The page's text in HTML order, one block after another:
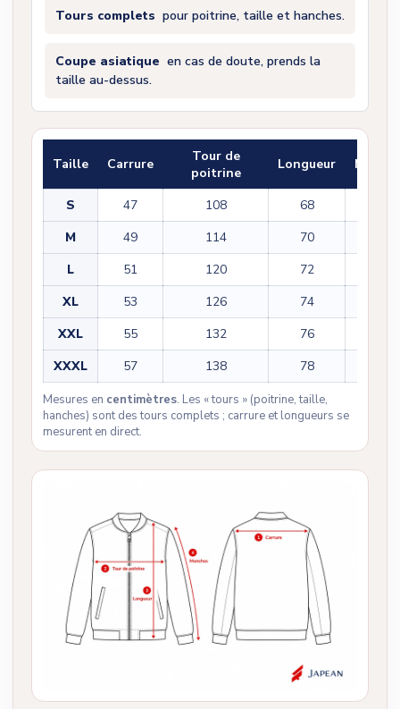
Tours complets pour poitrine, taille et hanches.
Coupe asiatique en cas de doute, prends la
taille au-dessus.
Taille Carrure
Tour de
poitrine
Longueur
S 47 108 68
M
49 114 70
L
51 120 72
XL
53 126 74
XXL
55 132 76
XXXL
57 138 78
Mesures en centimètres. Les « tours » (poitrine, taille,
hanches) sont des tours complets ; carrure et longueurs se
mesurent en direct.